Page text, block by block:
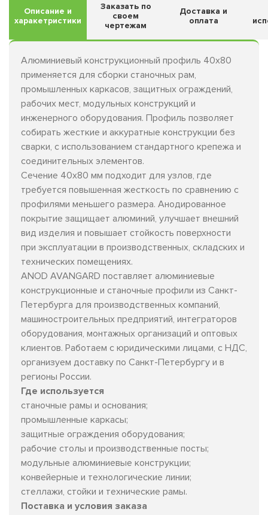
Описание и
харакетристики
Заказать по
своем
чертежам
Доставка и
оплата
Алюминиевый конструкционный профиль 40х80
применяется для сборки станочных рам,
промышленных каркасов, защитных ограждений,
рабочих мест, модульных конструкций и
инженерного оборудования. Профиль позволяет
собирать жесткие и аккуратные конструкции без
сварки, с использованием стандартного крепежа и
соединительных элементов.
Сечение 40х80 мм подходит для узлов, где
требуется повышенная жесткость по сравнению с
профилями меньшего размера. Анодированное
покрытие защищает алюминий, улучшает внешний
вид изделия и повышает стойкость поверхности
при эксплуатации в производственных, складских и
технических помещениях.
ANOD AVANGARD поставляет алюминиевые
конструкционные и станочные профили из Санкт-
Петербурга для производственных компаний,
машиностроительных предприятий, интеграторов
оборудования, монтажных организаций и оптовых
клиентов. Работаем с юридическими лицами, с НДС,
организуем доставку по Санкт-Петербургу и в
регионы России.
Где используется
станочные рамы и основания;
промышленные каркасы;
защитные ограждения оборудования;
рабочие столы и производственные посты;
модульные алюминиевые конструкции;
конвейерные и технологические линии;
стеллажи, стойки и технические рамы.
Поставка и условия заказа